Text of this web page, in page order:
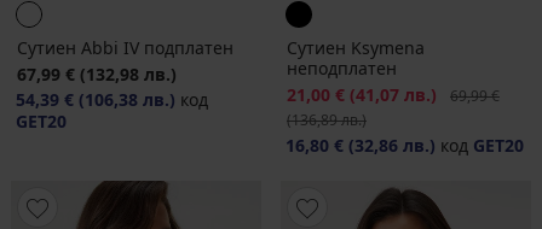
Сутиен Abbi IV подплатен
67,99 € (132,98 лв.)
54,39 € (106,38 лв.) код
GET20
Сутиен Ksymena
неподплатен
Намаление
21,00 € (41,07 лв.)
69,99 €
(136,89 лв.)
16,80 € (32,86 лв.) код GET20